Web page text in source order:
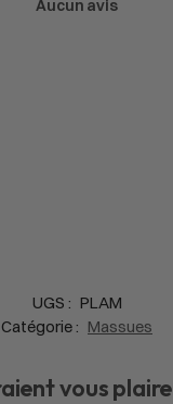
Aucun avis
UGS : PLAM
Catégorie : Massues
vous plaire